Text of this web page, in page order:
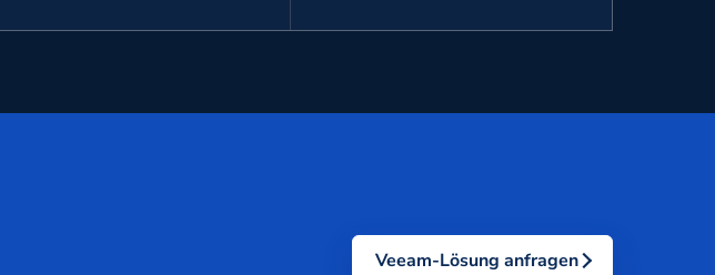
Veeam-Lösung anfragen